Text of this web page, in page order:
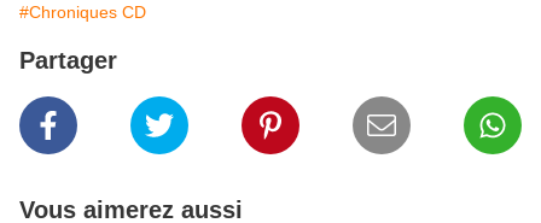
#Chroniques CD
Partager
Vous aimerez aussi